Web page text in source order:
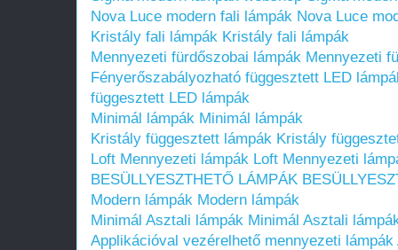
Nova Luce modern fali lámpák Nova Luce
Kristály fali lámpák Kristály fali lámpák
Mennyezeti fürdőszobai lámpák Mennyezeti
Fényerőszabályozható függesztett LED
függesztett LED lámpák
Minimál lámpák Minimál lámpák
Kristály függesztett lámpák Kristály
Loft Mennyezeti lámpák Loft Mennyezeti
BESÜLLYESZTHETŐ LÁMPÁK
Modern lámpák Modern lámpák
Minimál Asztali lámpák Minimál Asztali
Applikációval vezérelhető mennyezeti lámpák